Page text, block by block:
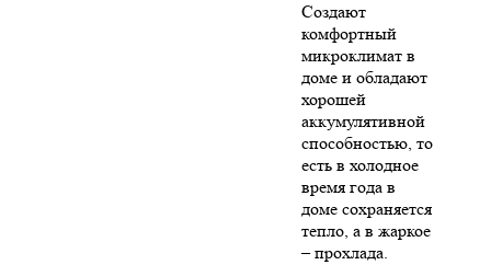
Создают
комфортный
микроклимат в
доме и обладают
хорошей
аккумулятивной
способностью, то
есть в холодное
время года в
доме сохраняется
тепло, а в жаркое
– прохлада.